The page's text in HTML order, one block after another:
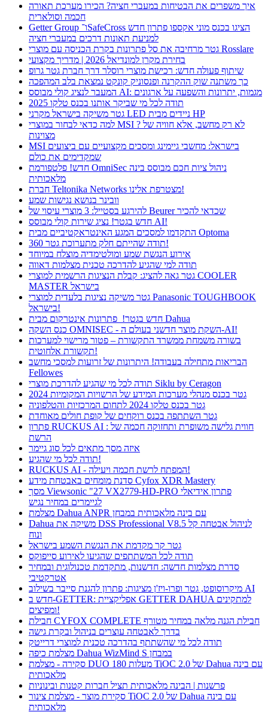
איך משפרים את הבטיחות במעברי חציה? הכירו מערכת תאורה
חכמה וסולארית
Getter Group ו־SafeCross הציגו בכנס מוני אקספו פתרון חדש
למניעת תאונות דרכים במעברי חציה
גטר מרחיבה את סל פתרונות בקרת הכניסה עם מוצרי Rosslare
בחירת מקרן למונדיאל 2026 | מדריך מקצועי
שיתוף פעולה חדש: רכישת מוצרי רוסלר דרך חברת גטר גרופ
כך משתנה שוק ההקרנה ופנסוניק קונקט נמצאת בלב המהפכה
המעבר לנציג קולי מבוסס AI: מגמות, יתרונות והשפעה על ארגונים
תודה לכל מי שביקר אותנו בכנס טלקו 2025
גטר משיקה בישראל מקרני LED ניידים מבית HP
למה כדאי לבחור במוצרי MSI ? לא רק מחשב, אלא חוויה של
מצוינות
MSI בישראל: מחשבי גיימינג ומסכים מקצועיים עם ביצועים
שמקדימים את כולם
חדש! פלטפורמת OmniSec ניהול ציות חכם מבוסס בינה
מלאכותית
חברת Teltonika Networks מצטרפת אלינו!
וובינר בנושא נגישות שמע
להירגע בסטייל: 3 מוצרי עיסוי של Beurer שכדאי להכיר
חדש בגטר! נציג שירות קולי מבוסס AI!
התקדמו למסכים המגע האינטראקטיביים מבית Optoma
תודה שהייתם חלק מתערוכת גטר 360!
אירוע הנגשת שמע ומולטימדיה מוצלח במיוחד
תודה למי שהגיע להדרכה טכנית מצלמות דאווה
גטר גאה להציג: קבלת הנציגות הרשמית למוצרי COOLER
MASTER בישראל
גטר משיקה נציגות בלעדית למוצרי Panasonic TOUGHBOOK
בישראל!
חדש בגטר! פתרונות אינטרקום מבית Dahua
כנס השקה OMNISEC - השקת מוצר חדשני בעולם ה-AI!
בשורה משמחת ממשרד התקשורת – פטור מרישוי למערכות
תקשורת אלחוטית!
הבריאות מתחילה בעבודה! היתרונות של זרועות למסכי מחשב
Fellowes
תודה לכל מי שהגיע להדרכת מוצרי Siklu by Ceragon
גטר בכנס מנהלי מערכות המידע של הרשויות המקומיות 2024
גטר בכנס טלקו 2024 לתחום המרכזיות והטלפוניה
גטר השתתפה בכנס רוקחים של קופת חולים מאוחדת
פתרון RUCKUS AI : חווית גלישה משופרת ותחזוקה חכמה של
הרשת
איזה מסך מתאים לכל סוג גיימר
תודה לכל מי שהגיע!
RUCKUS AI - המפתח לרשת חכמה ויעילה!
סדנת מומחים באבטחת מידע Cyfox XDR Mastery
מסך Viewsonic "27 VX2779-HD-PRO פתרון אידיאלי
לגיימרים במחיר נגיש
מצלמת Dahua ANPR עם בינה מלאכותית במבחן
Dahua משיקה את DSS Professional V8.5 לניהול אבטחה קל
ונוח
גטר קר מקדמת את הנגשת השמע בישראל
תודה לכל המשתתפים שהגיעו לאירוע סייפוקס
סדרת מצלמות חדשה: חדשנות, מתקדמת טכנולוגית ובמחיר
אטרקטיבי
מיקרוסופט, גטר ופרו-ויז'ן מציגות: פתרון להגנת סייבר בשילוב AI
חדש ב-GETTER: אפליקציית GETTER DAHUA למתקינים
ומפיצים!
חבילת CYFOX COMPLETE חבילת הגנה מלאה במחיר מטורף
בדרך לאבטחה עוצרים בניהול ובקרת גישה
תודה לכל מי שהשתתף בהדרכה טכנית למוצרי דרייטק
מצלמת כיפה Dahua WizMind S במבחן
סקירה - מצלמת DUO 180 מעלות TiOC 2.0 של Dahua עם בינה
מלאכותית
פרשנות | הבינה מלאכותית תציל חברות קטנות ובינוניות
סקירת מוצר - מצלמת צינור TiOC 2.0 של Dahua עם בינה
מלאכותית